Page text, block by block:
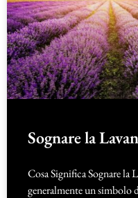
Sognare la
Cosa Significa Sognare la
generalmente un simbolo